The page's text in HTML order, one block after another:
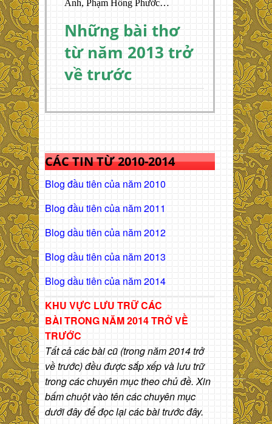
Anh, Phạm Hồng Phước…
Những bài thơ
từ năm 2013 trở
về trước
CÁC TIN TỪ 2010-2014
Blog đầu tiên của năm 2010
Blog đầu tiên của năm 2011
Blog dầu tiên của năm 2012
Blog dầu tiên của năm 2013
Blog dầu tiên của năm 2014
KHU VỰC LƯU TRỮ CÁC
BÀITRONG NĂM 2014 TRỞ VỀ
TRƯỚC
Tất cả các bài cũ (trong năm 2014 trở
về trước) đều được sắp xếp và lưu trữ
trong các chuyên mục theo chủ đề. Xin
bấm chuột vào tên các chuyên mục
dưới đây để đọc lại các bài trước đây.